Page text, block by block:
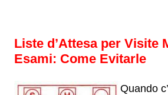
Liste d’Attesa per Visite
Esami: Come Evitarle
Quando